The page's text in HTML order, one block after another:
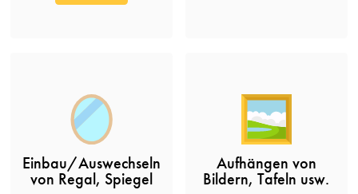
Einbau/Auswechseln
von Regal, Spiegel
Aufhängen von
Bildern, Tafeln usw.